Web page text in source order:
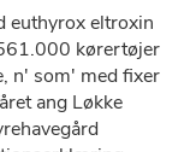
euthyrox eltroxin
kørertøjer
n' som' med fixer
ang Løkke